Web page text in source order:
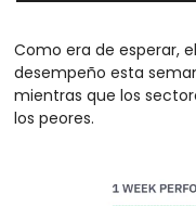
Como era de esperar,
desempeño esta
mientras que los
los peores.